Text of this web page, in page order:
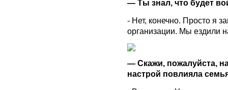
— Ты знал, что будет
- Нет, конечно. Просто я
организации. Мы ездили
— Скажи, пожалуйста,
настрой повлияла